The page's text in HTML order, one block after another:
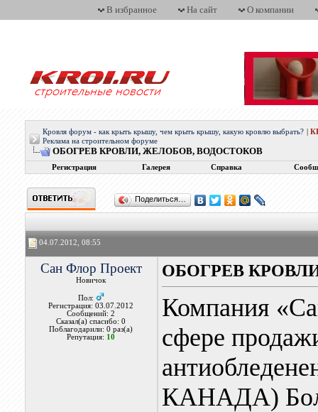
В избранное На сайт О компании
Кровля форум - как крыть крышу, чем крыть крышу, какую кровлю выбрать?
Реклама на строительном форуме
ОБОГРЕВ КРОВЛИ, ЖЕЛОБОВ, ВОДОСТОКОВ
Регистрация Галерея Справка
Поделиться…
04.07.2012, 08:55
Сан Флор Проект
Новичок
Пол:
Регистрация: 03.07.2012
Сообщений: 2
Сказал(а) спасибо: 0
Поблагодарили: 0 раз(а)
Репутация: 10
ОБОГРЕВ
Компания
сфере
КАНАДА)